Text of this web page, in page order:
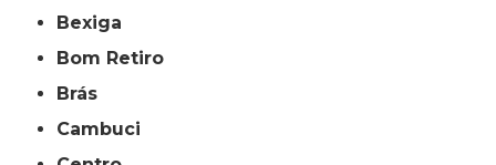
Bexiga
Bom Retiro
Brás
Cambuci